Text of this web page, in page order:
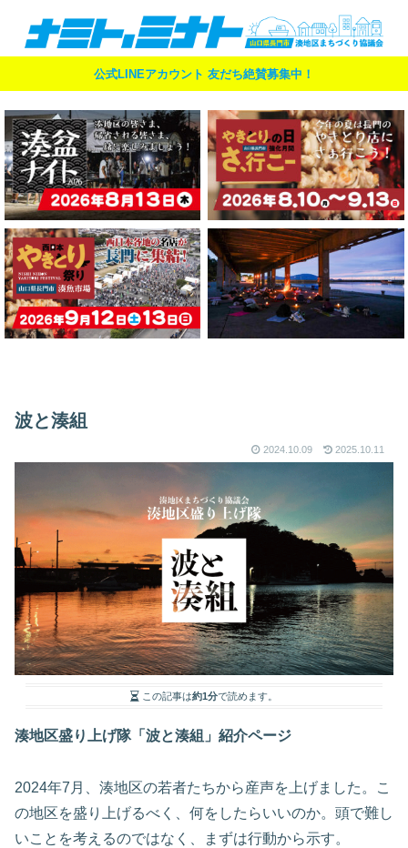
公式LINEアカウント 友だち絶賛募集中！
波と湊組
2024.10.09 2025.10.11
この記事は約1分で読めます。
湊地区盛り上げ隊「波と湊組」紹介ページ
2024年7月、湊地区の若者たちから産声を上げました。こ
の地区を盛り上げるべく、何をしたらいいのか。頭で難し
いことを考えるのではなく、まずは行動から示す。